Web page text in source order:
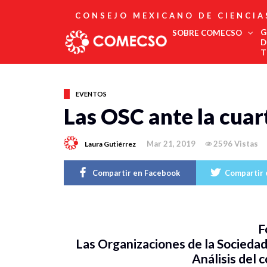
CONSEJO MEXICANO DE
SOBRE COMECSO
Directorio
Estatutos
Publicaciones
Comité Editorial
Boletín
EVENTOS
Las OSC ante la
Laura Gutiérrez Mar 21, 2019 2596 Vistas
Compartir en Facebook Compartir
Las Organizaciones de la
Análisis del